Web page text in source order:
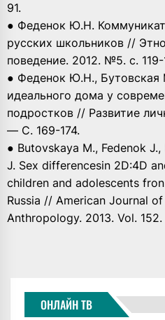
91.
● Феденок Ю.Н.
русских школьников //
поведение. 2012. №5. с.
● Феденок Ю.Н., Бутовская
идеального дома у
подростков // Развитие
— С. 169-174.
● Butovskaya M., Fedenok J.,
J. Sex differencesin 2D:4D
children and adolescents
Russia // American Journal
Anthropology. 2013. Vol. 152.
ОНЛАЙН ТВ